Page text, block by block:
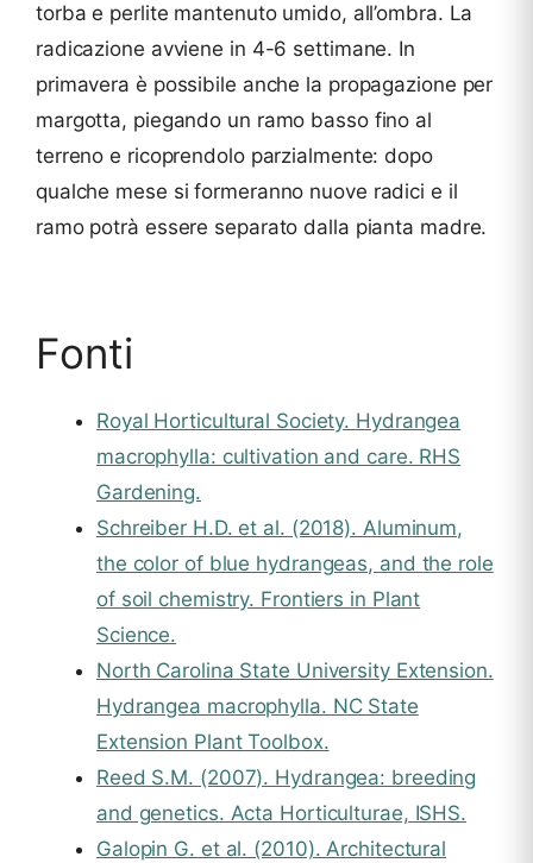
torba e perlite mantenuto umido, all’ombra. La
radicazione avviene in 4-6 settimane. In
primavera è possibile anche la propagazione per
margotta, piegando un ramo basso fino al
terreno e ricoprendolo parzialmente: dopo
qualche mese si formeranno nuove radici e il
ramo potrà essere separato dalla pianta madre.
Fonti
Royal Horticultural Society. Hydrangea
macrophylla: cultivation and care. RHS
Gardening.
Schreiber H.D. et al. (2018). Aluminum,
the color of blue hydrangeas, and the role
of soil chemistry. Frontiers in Plant
Science.
North Carolina State University Extension.
Hydrangea macrophylla. NC State
Extension Plant Toolbox.
Reed S.M. (2007). Hydrangea: breeding
and genetics. Acta Horticulturae, ISHS.
Galopin G. et al. (2010). Architectural